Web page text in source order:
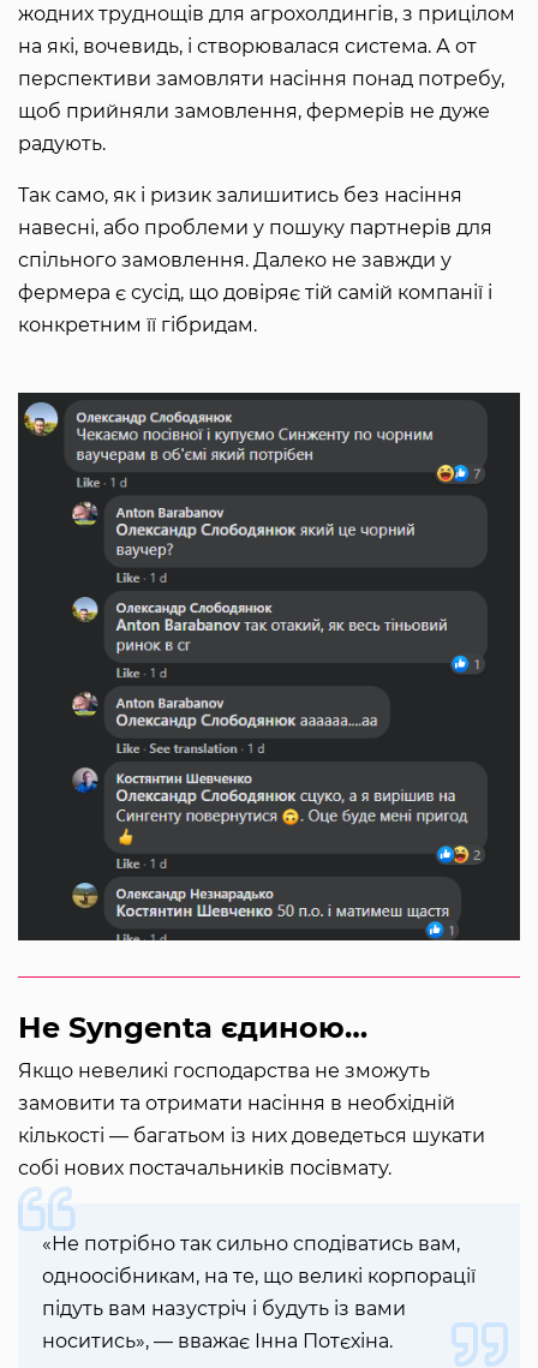
жодних труднощів для агрохолдингів, з прицілом
на які, вочевидь, і створювалася система. А от
перспективи замовляти насіння понад потребу,
щоб прийняли замовлення, фермерів не дуже
радують.
Так само, як і ризик залишитись без насіння
навесні, або проблеми у пошуку партнерів для
спільного замовлення. Далеко не завжди у
фермера є сусід, що довіряє тій самій компанії і
конкретним її гібридам.
Не Syngenta єдиною…
Якщо невеликі господарства не зможуть
замовити та отримати насіння в необхідній
кількості — багатьом із них доведеться шукати
собі нових постачальників посівмату.
«Не потрібно так сильно сподіватись вам,
одноосібникам, на те, що великі корпорації
підуть вам назустріч і будуть із вами
носитись», — вважає Інна Потєхіна.